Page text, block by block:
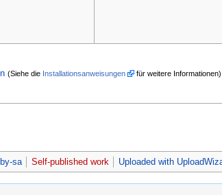
(Siehe die Installationsanweisungen für weitere Informationen)
sa Self-published work Uploaded with